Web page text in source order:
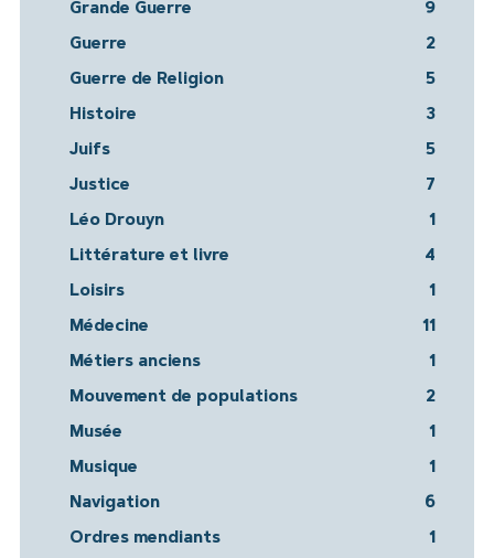
Grande Guerre 9
Guerre 2
Guerre de Religion 5
Histoire 3
Juifs 5
Justice 7
Léo Drouyn 1
Littérature et livre 4
Loisirs 1
Médecine 11
Métiers anciens 1
Mouvement de populations 2
Musée 1
Musique 1
Navigation 6
Ordres mendiants 1